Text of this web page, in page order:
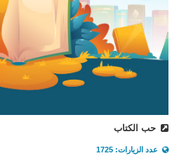
حب الكتاب
عدد الزيارات: 1725